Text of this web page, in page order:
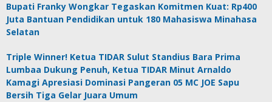
Bupati Franky Wongkar Tegaskan Komitmen Kuat: Rp400
Juta Bantuan Pendidikan untuk 180 Mahasiswa Minahasa
Selatan
Triple Winner! Ketua TIDAR Sulut Standius Bara Prima
Lumbaa Dukung Penuh, Ketua TIDAR Minut Arnaldo
Kamagi Apresiasi Dominasi Pangeran 05 MC JOE Sapu
Bersih Tiga Gelar Juara Umum